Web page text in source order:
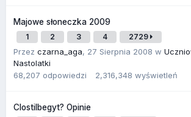
Majowe słoneczka 2009
1 2 3 4 2729
Przez czarna_aga, 27 Sierpnia 2008 w
Nastolatki
68,207 odpowiedzi 2,316,348 wyświetleń
Clostilbegyt? Opinie